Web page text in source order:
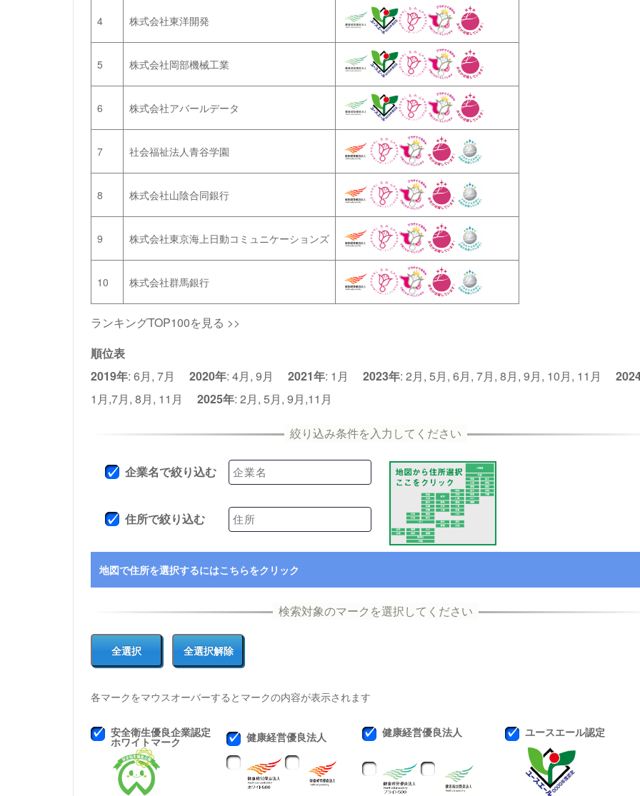
4 株式会社東洋開発
5 株式会社岡部機械工業
6 株式会社アバールデータ
7 社会福祉法人青谷学園
8 株式会社山陰合同銀行
9 株式会社東京海上日動コミュニケーションズ
10 株式会社群馬銀行
ランキングTOP100を見る >>
順位表
2019年: 6月, 7月 2020年: 4月, 9月 2021年: 1月 2023年: 2月, 5月, 6月, 7月, 8月, 9月, 10月, 11月
1月,7月, 8月, 11月 2025年: 2月, 5月, 9月,11月
企業名で絞り込む
住所で絞り込む
地図で住所を選択するにはこちらをクリック
各マークをマウスオーバーするとマークの内容が表示されます
安全衛生優良企業認定
ホワイトマーク 健康経営優良法人 健康経営優良法人 ユースエール認定